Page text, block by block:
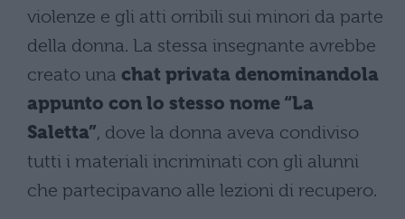
violenze e gli atti orribili sui minori da parte
della donna. La stessa insegnante avrebbe
creato una chat privata denominandola
appunto con lo stesso nome “La
Saletta”, dove la donna aveva condiviso
tutti i materiali incriminati con gli alunni
che partecipavano alle lezioni di recupero.